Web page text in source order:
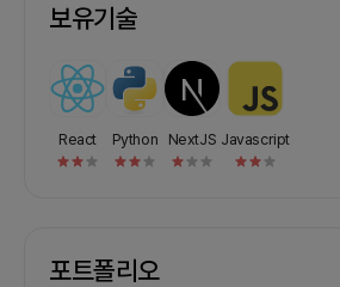
보유기술
React Python NextJS Javascript
포트폴리오